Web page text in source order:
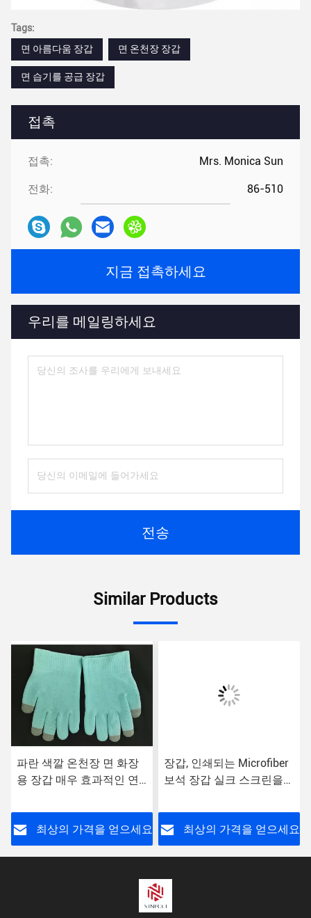
접촉
접촉: Mrs. Monica Sun
전화: 86-510
지금 접촉하세요
우리를 메일링하세요
전송
Tags:
면 아름다움 장갑
면 온천장 장갑
면 습기를 공급 장갑
Similar Products
파란 색깔 온천장 면 화장
용 장갑 매우 효과적인 연
최상의 가격을 얻으세요
장갑, 인쇄되는 Microfiber
보석 장갑 실크 스크린을
최상의 가격을 얻으세요